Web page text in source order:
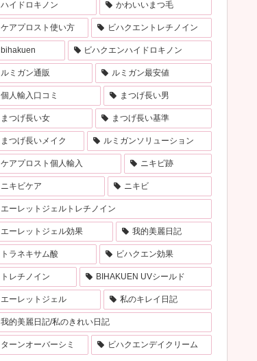
ハイドロキノン かわいいまつ毛
ケアプロスト使い方 ビハクエントレチノイン
bihakuen ビハクエンハイドロキノン
ルミガン通販 ルミガン最安値
個人輸入口コミ まつげ長い男
まつげ長い女 まつげ長い基準
まつげ長いメイク ルミガンソリューション
ケアプロスト個人輸入 ニキビ跡
ニキビケア ニキビ
エーレットジェルトレチノイン
エーレットジェル効果 我的美麗日記
トラネキサム酸 ビハクエン効果
トレチノイン BIHAKUEN UVシールド
エーレットジェル 私のキレイ日記
我的美麗日記/私のきれい日記
ターンオーバーシミ ビハクエンデイクリーム